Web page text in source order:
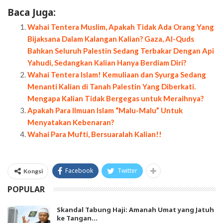
Baca Juga:
Wahai Tentera Muslim, Apakah Tidak Ada Orang Yang
Bijaksana Dalam Kalangan Kalian? Gaza, Al-Quds
Bahkan Seluruh Palestin Sedang Terbakar Dengan Api
Yahudi, Sedangkan Kalian Hanya Berdiam Diri?
Wahai Tentera Islam! Kemuliaan dan Syurga Sedang
Menanti Kalian di Tanah Palestin Yang Diberkati.
Mengapa Kalian Tidak Bergegas untuk Meraihnya?
Apakah Para Ilmuan Islam “Malu-Malu” Untuk
Menyatakan Kebenaran?
Wahai Para Mufti, Bersuaralah Kalian!!
Kongsi Facebook Twitter
POPULAR
Skandal Tabung Haji: Amanah Umat yang Jatuh
ke Tangan…